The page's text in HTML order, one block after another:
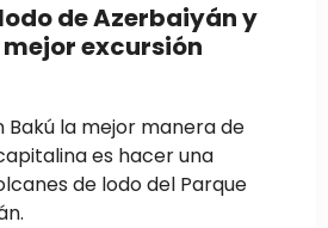
de Azerbaiyán y
excursión
Bakú la mejor manera de
es hacer una
de lodo del Parque